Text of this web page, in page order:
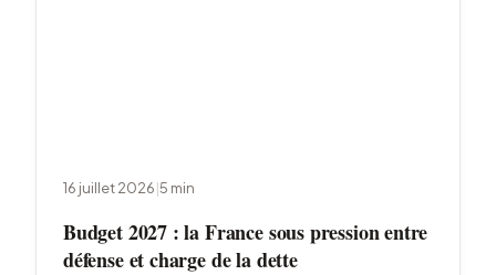
16 juillet 2026|5 min
Budget 2027 : la France sous pression entre
défense et charge de la dette